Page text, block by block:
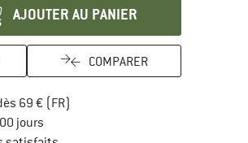
AJOUTER AU PANIER
COMPARER
69 € (FR)
joursTrouve les informations de